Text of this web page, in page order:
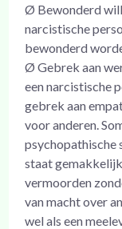
Ø Bewonderd
narcistische
bewonderd
Ø Gebrek aan
een narcistische
gebrek aan
voor anderen.
psychopathische
staat
vermoorden
van macht over
wel als een